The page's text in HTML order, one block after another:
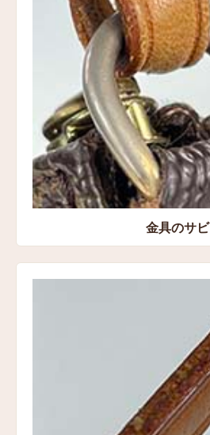
愛知県豊橋市 宅配センター店
金具のサビ